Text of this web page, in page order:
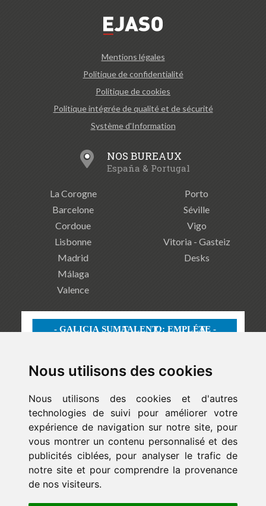
Nous utilisons des cookies
Nous utilisons des cookies et d'autres
technologies de suivi pour améliorer votre
expérience de navigation sur notre site, pour
vous montrer un contenu personnalisé et des
publicités ciblées, pour analyser le trafic de
notre site et pour comprendre la provenance
de nos visiteurs.
Mentions légales
Politique de confidentialité
Politique de cookies
Politique intégrée de qualité et de sécurité
Système d'Information
NOS BUREAUX
España & Portugal
La Corogne
Barcelone
Cordoue
Lisbonne
Madrid
Málaga
Valence
Porto
Séville
Vigo
Vitoria - Gasteiz
Desks